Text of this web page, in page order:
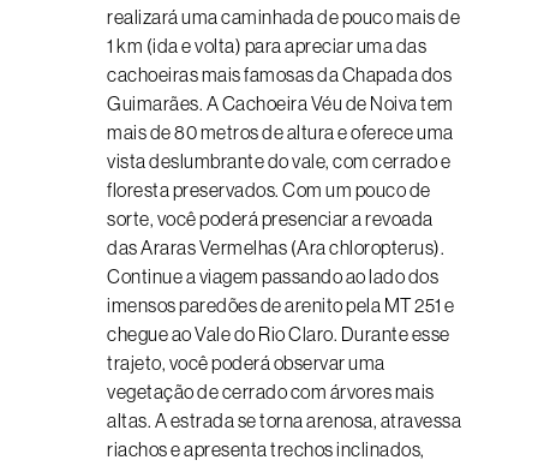
realizará uma caminhada de pouco mais de
1 km (ida e volta) para apreciar uma das
cachoeiras mais famosas da Chapada dos
Guimarães. A Cachoeira Véu de Noiva tem
mais de 80 metros de altura e oferece uma
vista deslumbrante do vale, com cerrado e
floresta preservados. Com um pouco de
sorte, você poderá presenciar a revoada
das Araras Vermelhas (Ara chloropterus).
Continue a viagem passando ao lado dos
imensos paredões de arenito pela MT 251 e
chegue ao Vale do Rio Claro. Durante esse
trajeto, você poderá observar uma
vegetação de cerrado com árvores mais
altas. A estrada se torna arenosa, atravessa
riachos e apresenta trechos inclinados,